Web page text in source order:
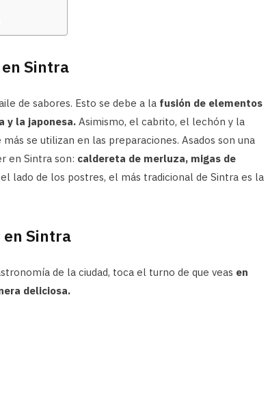
Sintra
de sabores. Esto se debe a la fusión de elementos
y la japonesa. Asimismo, el cabrito, el lechón y la
se utilizan en las preparaciones. Asados son una
en Sintra son: caldereta de merluza, migas de
lado de los postres, el más tradicional de Sintra es la
Sintra
de la ciudad, toca el turno de que veas en
deliciosa.